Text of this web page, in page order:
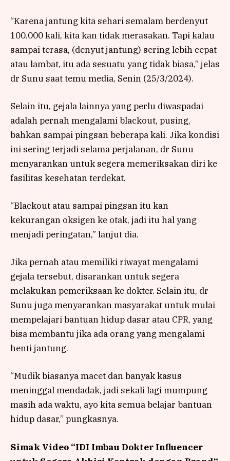
“Karena jantung kita sehari semalam berdenyut
100.000 kali, kita kan tidak merasakan. Tapi kalau
sampai terasa, (denyut jantung) sering lebih cepat
atau lambat, itu ada sesuatu yang tidak biasa,” jelas
dr Sunu saat temu media, Senin (25/3/2024).
Selain itu, gejala lainnya yang perlu diwaspadai
adalah pernah mengalami blackout, pusing,
bahkan sampai pingsan beberapa kali. Jika kondisi
ini sering terjadi selama perjalanan, dr Sunu
menyarankan untuk segera memeriksakan diri ke
fasilitas kesehatan terdekat.
“Blackout atau sampai pingsan itu kan
kekurangan oksigen ke otak, jadi itu hal yang
menjadi peringatan,” lanjut dia.
Jika pernah atau memiliki riwayat mengalami
gejala tersebut, disarankan untuk segera
melakukan pemeriksaan ke dokter. Selain itu, dr
Sunu juga menyarankan masyarakat untuk mulai
mempelajari bantuan hidup dasar atau CPR, yang
bisa membantu jika ada orang yang mengalami
henti jantung.
“Mudik biasanya macet dan banyak kasus
meninggal mendadak, jadi sekali lagi mumpung
masih ada waktu, ayo kita semua belajar bantuan
hidup dasar,” pungkasnya.
Simak Video “IDI Imbau Dokter Influencer